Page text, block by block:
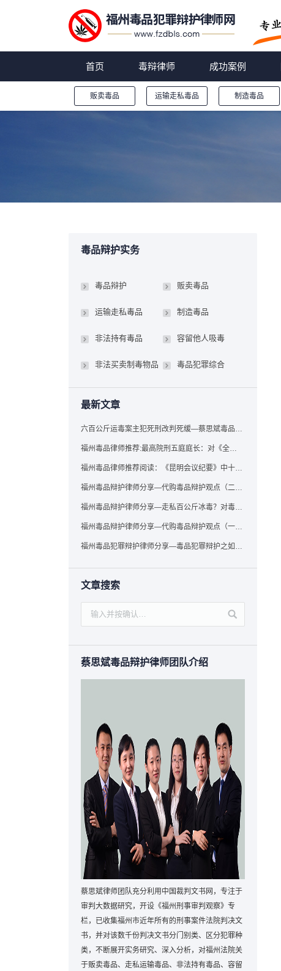
首页 毒辩律师 成功案例
贩卖毒品 运输走私毒品 制造毒品
毒品辩护实务
毒品辩护 贩卖毒品
运输走私毒品 制造毒品
非法持有毒品 容留他人吸毒
非法买卖制毒物品 毒品犯罪综合
最新文章
六百公斤运毒案主犯死刑改判死缓—蔡思斌毒品犯罪辩护成功案例
福州毒品律师推荐:最高院刑五庭庭长：对《全国法院毒品案件审判工作会议纪要》的理解与适用
福州毒品律师推荐阅读：《昆明会议纪要》中十个“意想不到”的规定
福州毒品辩护律师分享—代购毒品辩护观点（二）——“牟利”之辩
福州毒品辩护律师分享—走私百公斤冰毒？对毒品缺失型走私毒品罪案件，该如何有效辩护
福州毒品辩护律师分享—代购毒品辩护观点（一）——“真假”之辩
福州毒品犯罪辩护律师分享—毒品犯罪辩护之如何提炼言辞证据
文章搜索
蔡思斌毒品辩护律师团队介绍
蔡思斌律师团队充分利用中国裁判文书网，专注于
审判大数据研究，开设《福州刑事审判观察》专
栏，已收集福州市近年所有的刑事案件法院判决文
书，并对该数千份判决文书分门别类、区分犯罪种
类，不断展开实务研究、深入分析，对福州法院关
于贩卖毒品、走私运输毒品、非法持有毒品、容留